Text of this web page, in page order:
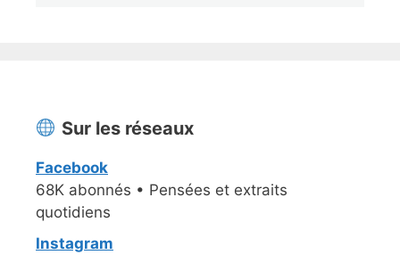
Sur les réseaux
Facebook
68K abonnés • Pensées et extraits
quotidiens
Instagram